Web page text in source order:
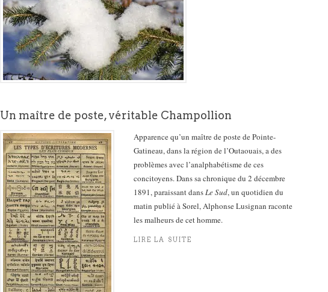
Un maître de poste, véritable Champollion
Apparence qu’un maître de poste de Pointe-
Gatineau, dans la région de l’Outaouais, a des
problèmes avec l’analphabétisme de ces
concitoyens. Dans sa chronique du 2 décembre
1891, paraissant dansLe Sud, un quotidien du
matin publié à Sorel, Alphonse Lusignan raconte
les malheurs de cet homme.
LIRE LA SUITE